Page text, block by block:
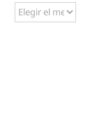
Archivos